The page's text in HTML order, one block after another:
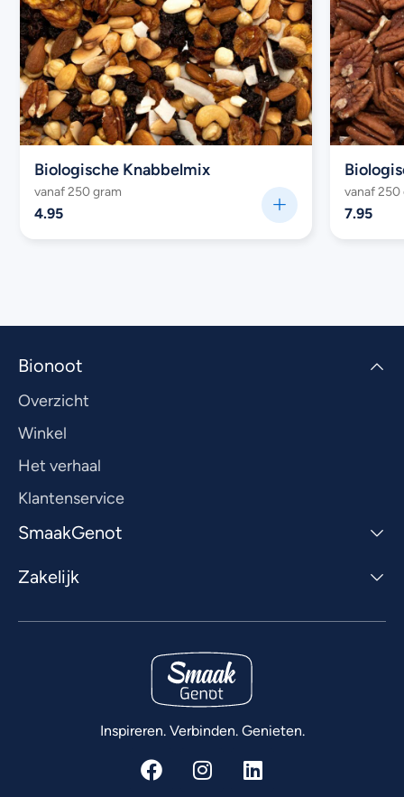
Biologische Knabbelmix
vanaf 250 gram
4.95
vanaf 250
7.95
Bionoot
Overzicht
Winkel
Het verhaal
Klantenservice
SmaakGenot
Zakelijk
Inspireren. Verbinden. Genieten.